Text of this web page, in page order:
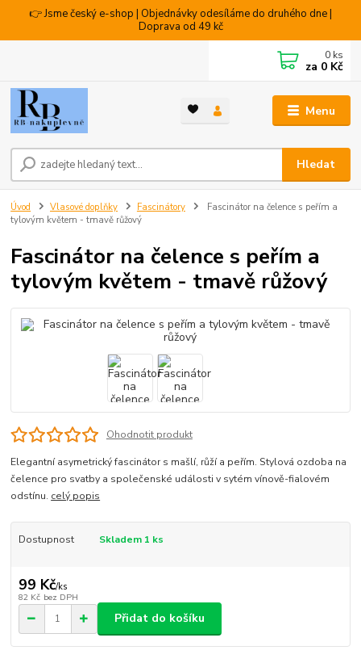
👉 Jsme český e-shop | Objednávky odesíláme do druhého dne |
Doprava od 49 kč
Menu
Hledat
0 ks
za 0 Kč
Úvod Vlasové doplňky Fascinátory
Fascinátor na čelence s peřím a
tylovým květem - tmavě růžový
Fascinátor na čelence s peřím a
tylovým květem - tmavě růžový
Ohodnotit produkt
Elegantní asymetrický fascinátor s mašlí, růží a peřím. Stylová ozdoba na
čelence pro svatby a společenské události v sytém vínově-fialovém
odstínu. celý popis
Dostupnost Skladem 1 ks
99 Kč/ks
82 Kč bez DPH
Přidat do košíku